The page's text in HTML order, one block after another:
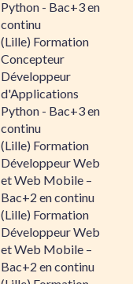
Python - Bac+3 en
continu
(Lille) Formation
Concepteur
Développeur
d'Applications
Python - Bac+3 en
continu
(Lille) Formation
Développeur Web
et Web Mobile –
Bac+2 en continu
(Lille) Formation
Développeur Web
et Web Mobile –
Bac+2 en continu